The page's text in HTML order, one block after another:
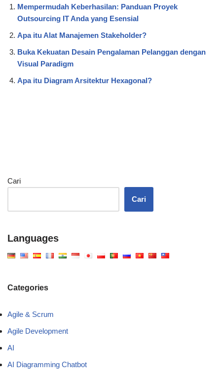
Mempermudah Keberhasilan: Panduan Proyek
Outsourcing IT Anda yang Esensial
Apa itu Alat Manajemen Stakeholder?
Buka Kekuatan Desain Pengalaman Pelanggan dengan
Visual Paradigm
Apa itu Diagram Arsitektur Hexagonal?
Cari
Cari
Languages
Categories
Agile & Scrum
Agile Development
AI
AI Diagramming Chatbot